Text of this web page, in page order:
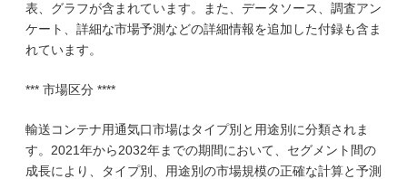
表、グラフが含まれています。また、データソース、調査アン
ケート、詳細な市場予測などの詳細情報を追加した付録も含ま
れています。
*** 市場区分 ****
輸送コンテナ用通気口市場はタイプ別と用途別に分類されま
す。2021年から2032年までの期間において、セグメント間の
成長により、タイプ別、用途別の市場規模の正確な計算と予測